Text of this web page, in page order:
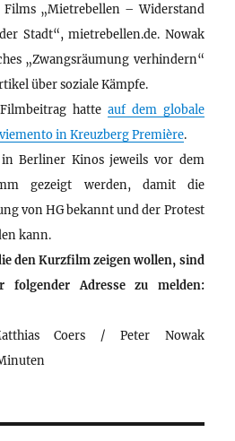
„Mietrebellen – Widerstand
Stadt“, mietrebellen.de. Nowak
„Zwangsräumung verhindern“
über soziale Kämpfe.
hatte auf dem globale
in Kreuzberg Première.
Berliner Kinos jeweils vor dem
gezeigt werden, damit die
von HG bekannt und der Protest
kann.
den Kurzfilm zeigen wollen, sind
folgender Adresse zu melden:
Coers / Peter Nowak